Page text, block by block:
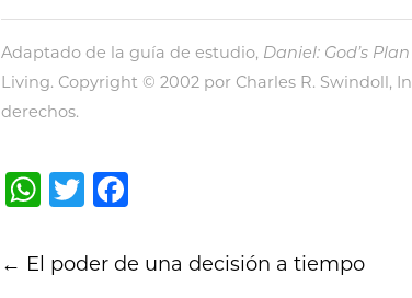
Adaptado de la guía de estudio, Daniel: God’s
Living. Copyright © 2002 por Charles R. Swindoll,
derechos.
WhatsApp
Twitter
navigation
← El poder de una decisión a tiempo